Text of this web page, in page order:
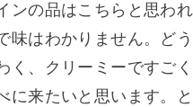
ンの品はこちらと思わ
味はわかりません。ど
く、クリーミーですご
に来たいと思います。